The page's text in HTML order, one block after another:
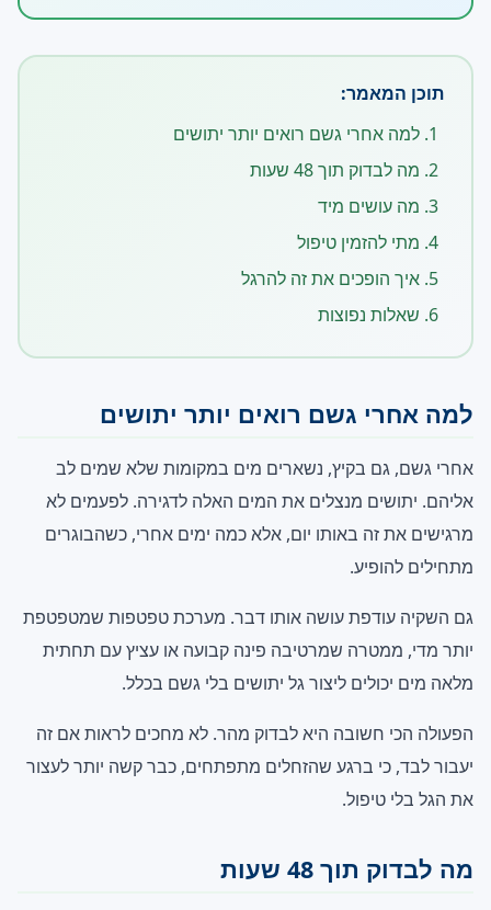
תוכן המאמר:
למה אחרי גשם רואים יותר יתושים
מה לבדוק תוך 48 שעות
מה עושים מיד
מתי להזמין טיפול
איך הופכים את זה להרגל
שאלות נפוצות
למה אחרי גשם רואים יותר יתושים
אחרי גשם, גם בקיץ, נשארים מים במקומות שלא שמים לב
אליהם. יתושים מנצלים את המים האלה לדגירה. לפעמים לא
מרגישים את זה באותו יום, אלא כמה ימים אחרי, כשהבוגרים
מתחילים להופיע.
גם השקיה עודפת עושה אותו דבר. מערכת טפטפות שמטפטפת
יותר מדי, ממטרה שמרטיבה פינה קבועה או עציץ עם תחתית
מלאה מים יכולים ליצור גל יתושים בלי גשם בכלל.
הפעולה הכי חשובה היא לבדוק מהר. לא מחכים לראות אם זה
יעבור לבד, כי ברגע שהזחלים מתפתחים, כבר קשה יותר לעצור
את הגל בלי טיפול.
מה לבדוק תוך 48 שעות